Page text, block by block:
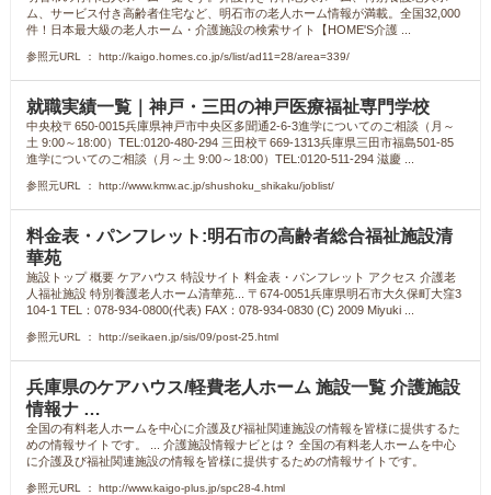
ム、サービス付き高齢者住宅など、明石市の老人ホーム情報が満載。全国32,000
件！日本最大級の老人ホーム・介護施設の検索サイト【HOME'S介護 ...
参照元URL ： http://kaigo.homes.co.jp/s/list/ad11=28/area=339/
就職実績一覧｜神戸・三田の神戸医療福祉専門学校
中央校〒650-0015兵庫県神戸市中央区多聞通2-6-3進学についてのご相談（月～
土 9:00～18:00）TEL:0120-480-294 三田校〒669-1313兵庫県三田市福島501-85
進学についてのご相談（月～土 9:00～18:00）TEL:0120-511-294 滋慶 ...
参照元URL ： http://www.kmw.ac.jp/shushoku_shikaku/joblist/
料金表・パンフレット:明石市の高齢者総合福祉施設清
華苑
施設トップ 概要 ケアハウス 特設サイト 料金表・パンフレット アクセス 介護老
人福祉施設 特別養護老人ホーム清華苑... 〒674-0051兵庫県明石市大久保町大窪3
104-1 TEL：078-934-0800(代表) FAX：078-934-0830 (C) 2009 Miyuki ...
参照元URL ： http://seikaen.jp/sis/09/post-25.html
兵庫県のケアハウス/軽費老人ホーム 施設一覧 介護施設
情報ナ …
全国の有料老人ホームを中心に介護及び福祉関連施設の情報を皆様に提供するた
めの情報サイトです。 ... 介護施設情報ナビとは？ 全国の有料老人ホームを中心
に介護及び福祉関連施設の情報を皆様に提供するための情報サイトです。
参照元URL ： http://www.kaigo-plus.jp/spc28-4.html